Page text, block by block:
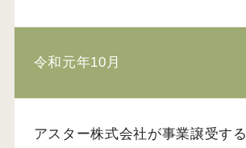
令和元年10月
アスター株式会社が事業譲受する